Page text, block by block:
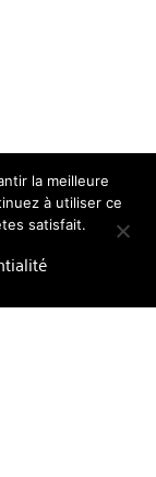
la meilleure
à utiliser ce
satisfait.